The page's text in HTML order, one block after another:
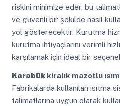
riskini minimize eder. bu
ve güvenli bir şekilde nasıl
yol gösterecektir. Kurutma
kurutma ihtiyaçlarını verimli
karşılamak için ideal bir
Karabükkiralık mazotlu
Fabrikalarda kullanılan ısıtma
talimatlarına uygun olarak